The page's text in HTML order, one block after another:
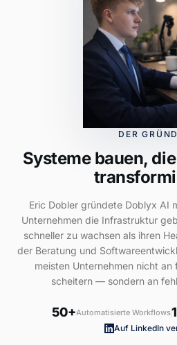
DER
Systeme bauen,
Eric Dobler gründete Doblyx AI
Unternehmen die Infrastruktur
schneller zu wachsen als ihren
der Beratung und
meisten Unternehmen nicht an
scheitern — sondern an
50+Automatisierte Workflows
Auf LinkedIn